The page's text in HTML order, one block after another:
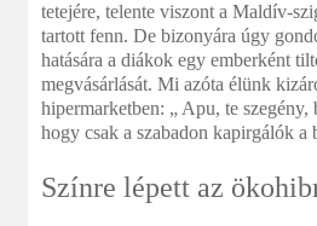
tetejére, telente viszont a Maldív-
tartott fenn. De bizonyára úgy
hatására a diákok egy emberként
megvásárlását. Mi azóta élünk
hipermarketben: „ Apu, te
hogy csak a szabadon kapirgálók a
Színre lépett az